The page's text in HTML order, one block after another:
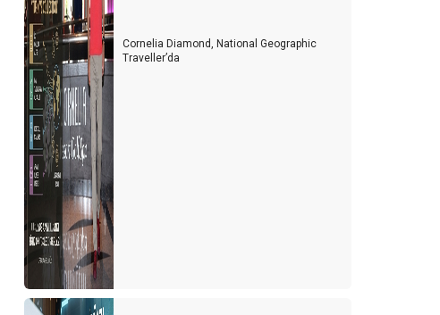
Cornelia Diamond, National Geographic
Traveller’da